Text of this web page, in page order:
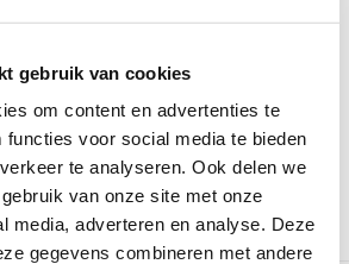
gebruik van cookies
om content en advertenties te
functies voor social media te bieden
te analyseren. Ook delen we
van onze site met onze
media, adverteren en analyse. Deze
gegevens combineren met andere
stomen, bakken en low-slow
Met The Bastard maak je in een
en malse vlees-, vis- of groente-
smaak zoals je alleen bij The Bastard
Dutch design van hoogwaardig
20 jaar garantie. Lekker
kwalitatief, veelzijdig en voor iedereen